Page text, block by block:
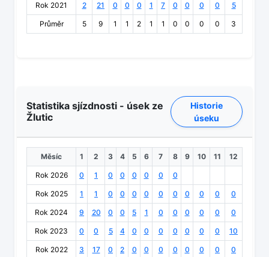
Rok 2021 2 21 0 0 0 1 7 0 0 0 0 5
Průměr 5 9 1 1 2 1 1 0 0 0 0 3
Statistika sjízdnosti - úsek ze
Žlutic
Historie
úseku
Měsíc 1 2 3 4 5 6 7 8 9 10 11 12
Rok 2026 0 1 0 0 0 0 0 0
Rok 2025 1 1 0 0 0 0 0 0 0 0 0 0
Rok 2024 9 20 0 0 5 1 0 0 0 0 0 0
Rok 2023 0 0 5 4 0 0 0 0 0 0 0 10
Rok 2022 3 17 0 2 0 0 0 0 0 0 0 0